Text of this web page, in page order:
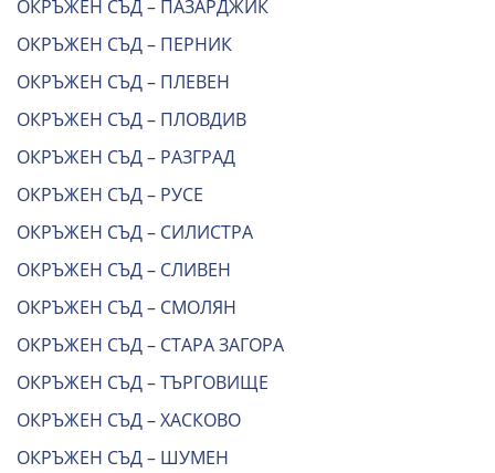
ОКРЪЖЕН СЪД – ПАЗАРДЖИК
ОКРЪЖЕН СЪД – ПЕРНИК
ОКРЪЖЕН СЪД – ПЛЕВЕН
ОКРЪЖЕН СЪД – ПЛОВДИВ
ОКРЪЖЕН СЪД – РАЗГРАД
ОКРЪЖЕН СЪД – РУСЕ
ОКРЪЖЕН СЪД – СИЛИСТРА
ОКРЪЖЕН СЪД – СЛИВЕН
ОКРЪЖЕН СЪД – СМОЛЯН
ОКРЪЖЕН СЪД – СТАРА ЗАГОРА
ОКРЪЖЕН СЪД – ТЪРГОВИЩЕ
ОКРЪЖЕН СЪД – ХАСКОВО
ОКРЪЖЕН СЪД – ШУМЕН